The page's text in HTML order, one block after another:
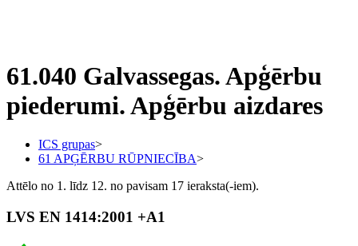
61.040 Galvassegas. Apģērbu
piederumi. Apģērbu aizdares
ICS grupas>
61 APĢĒRBU RŪPNIECĪBA>
Attēlo no 1. līdz 12. no pavisam 17 ieraksta(-iem).
LVS EN 1414:2001 +A1